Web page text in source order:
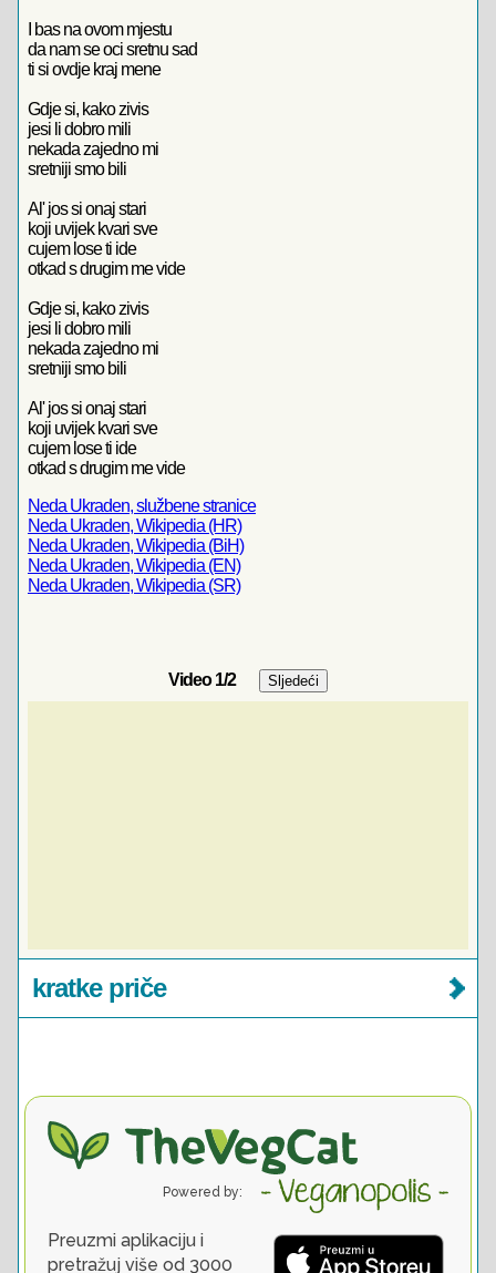
I bas na ovom mjestu
da nam se oci sretnu sad
ti si ovdje kraj mene
Gdje si, kako zivis
jesi li dobro mili
nekada zajedno mi
sretniji smo bili
Al' jos si onaj stari
koji uvijek kvari sve
cujem lose ti ide
otkad s drugim me vide
Gdje si, kako zivis
jesi li dobro mili
nekada zajedno mi
sretniji smo bili
Al' jos si onaj stari
koji uvijek kvari sve
cujem lose ti ide
otkad s drugim me vide
Neda Ukraden, službene stranice
Neda Ukraden, Wikipedia (HR)
Neda Ukraden, Wikipedia (BiH)
Neda Ukraden, Wikipedia (EN)
Neda Ukraden, Wikipedia (SR)
Video1/2
kratke priče